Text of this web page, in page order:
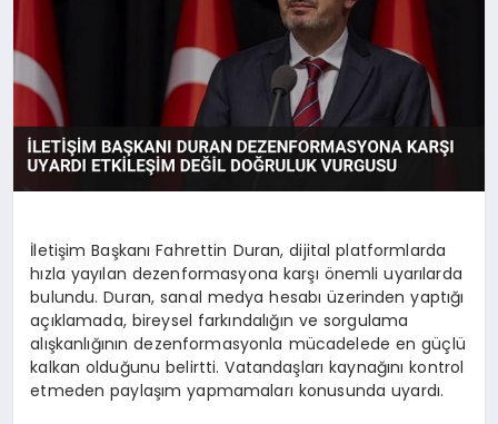
TEKNOLOJI
İletişim Başkanı Fahrettin Duran, dijital platformlarda
hızla yayılan dezenformasyona karşı önemli uyarılarda
bulundu. Duran, sanal medya hesabı üzerinden yaptığı
açıklamada, bireysel farkındalığın ve sorgulama
alışkanlığının dezenformasyonla mücadelede en güçlü
kalkan olduğunu belirtti. Vatandaşları kaynağını kontrol
etmeden paylaşım yapmamaları konusunda uyardı.